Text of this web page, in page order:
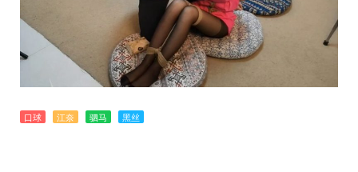
口球 江奈 驷马 黑丝